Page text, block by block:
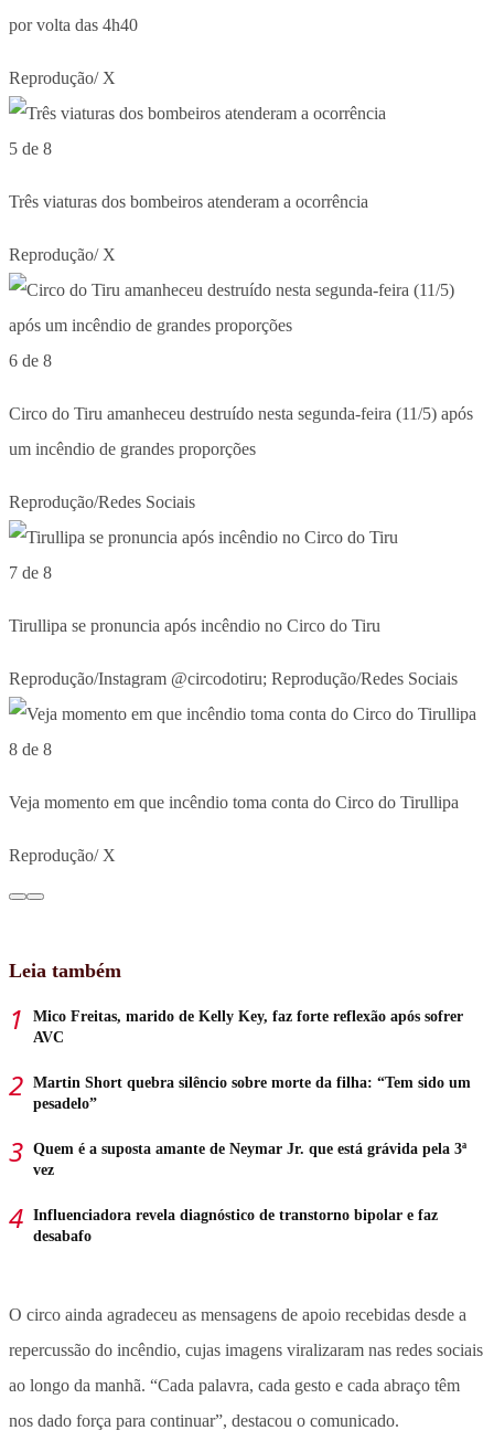
por volta das 4h40
Reprodução/ X
5 de 8
Três viaturas dos bombeiros atenderam a ocorrência
Reprodução/ X
6 de 8
Circo do Tiru amanheceu destruído nesta segunda-feira (11/5) após
um incêndio de grandes proporções
Reprodução/Redes Sociais
7 de 8
Tirullipa se pronuncia após incêndio no Circo do Tiru
Reprodução/Instagram @circodotiru; Reprodução/Redes Sociais
8 de 8
Veja momento em que incêndio toma conta do Circo do Tirullipa
Reprodução/ X
Leia também
Mico Freitas, marido de Kelly Key, faz forte reflexão após sofrer
AVC
Martin Short quebra silêncio sobre morte da filha: “Tem sido um
pesadelo”
Quem é a suposta amante de Neymar Jr. que está grávida pela 3ª
vez
Influenciadora revela diagnóstico de transtorno bipolar e faz
desabafo
O circo ainda agradeceu as mensagens de apoio recebidas desde a
repercussão do incêndio, cujas imagens viralizaram nas redes sociais
ao longo da manhã. “Cada palavra, cada gesto e cada abraço têm
nos dado força para continuar”, destacou o comunicado.